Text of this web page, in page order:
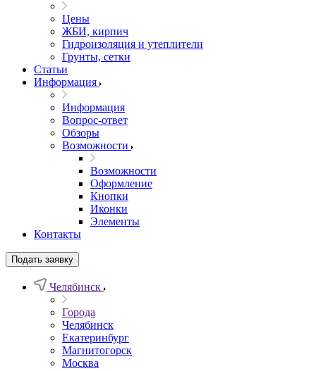
Цены
ЖБИ, кирпич
Гидроизоляция и утеплители
Грунты, сетки
Статьи
Информация
Информация
Вопрос-ответ
Обзоры
Возможности
Возможности
Оформление
Кнопки
Иконки
Элементы
Контакты
Подать заявку
Челябинск
Города
Челябинск
Екатеринбург
Магнитогорск
Москва